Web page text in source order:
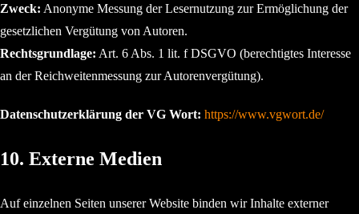
Zweck: Anonyme Messung der Lesernutzung zur Ermöglichung der
gesetzlichen Vergütung von Autoren.
Rechtsgrundlage: Art. 6 Abs. 1 lit. f DSGVO (berechtigtes Interesse
an der Reichweitenmessung zur Autorenvergütung).
Datenschutzerklärung der VG Wort: https://www.vgwort.de/
10. Externe Medien
Auf einzelnen Seiten unserer Website binden wir Inhalte externer